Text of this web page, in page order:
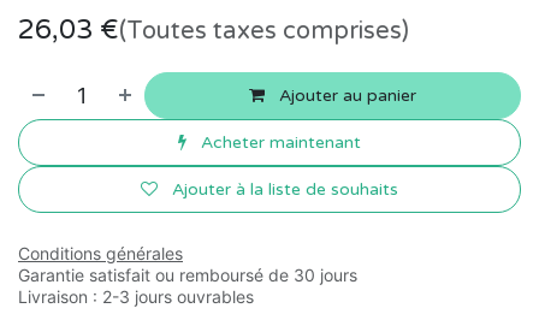
26,03 €(Toutes taxes comprises)
Ajouter au panier
Acheter maintenant
Ajouter à la liste de souhaits
Conditions générales
Garantie satisfait ou remboursé de 30 jours
Livraison : 2-3 jours ouvrables